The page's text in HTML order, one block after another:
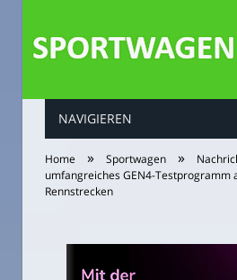
NAVIGIEREN
Home » Sportwagen »
umfangreiches GEN4-Testprogramm
Rennstrecken